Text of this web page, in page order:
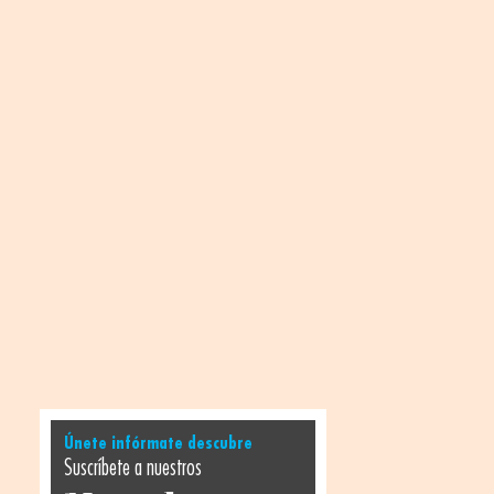
Únete infórmate descubre
Suscríbete a nuestros